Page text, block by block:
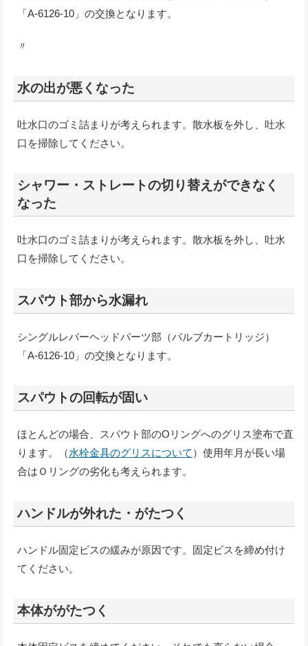
「A-6126-10」の交換となります。
〃
水の出が悪くなった
吐水口のゴミ詰まりが考えられます。散水板を外し、吐水
口を掃除してください。
シャワー・ストレートの切り替えができなく
なった
吐水口のゴミ詰まりが考えられます。散水板を外し、吐水
口を掃除してください。
スパウト部から水漏れ
シングルレバーヘッドパーツ部（バルブカートリッジ）
「A-6126-10」の交換となります。
スパウトの回転が固い
ほとんどの場合、スパウト部のOリングへのグリス塗布で直
ります。（水栓金具のグリスについて ）使用年月が長い場
合はＯリングの劣化も考えられます。
ハンドルが外れた・がたつく
ハンドル固定ビスの緩みが原因です。固定ビスを締め付け
てください。
本体ががたつく